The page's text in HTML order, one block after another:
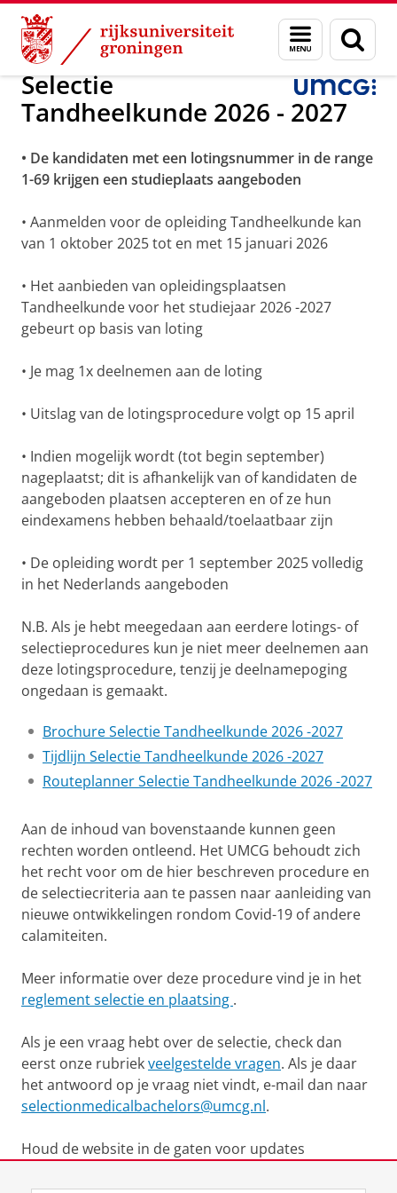
Skip
Content
Skip
Navigation
Menu
en
zoeken
Over ons Tandheelkunde
Selectie
Tandheelkunde 2026 - 2027
• De kandidaten met een lotingsnummer in de range
1-69 krijgen een studieplaats aangeboden
• Aanmelden voor de opleiding Tandheelkunde kan
van 1 oktober 2025 tot en met 15 januari 2026
• Het aanbieden van opleidingsplaatsen
Tandheelkunde voor het studiejaar 2026 -2027
gebeurt op basis van loting
• Je mag 1x deelnemen aan de loting
• Uitslag van de lotingsprocedure volgt op 15 april
• Indien mogelijk wordt (tot begin september)
nageplaatst; dit is afhankelijk van of kandidaten de
aangeboden plaatsen accepteren en of ze hun
eindexamens hebben behaald/toelaatbaar zijn
• De opleiding wordt per 1 september 2025 volledig
in het Nederlands aangeboden
N.B. Als je hebt meegedaan aan eerdere lotings- of
selectieprocedures kun je niet meer deelnemen aan
deze lotingsprocedure, tenzij je deelnamepoging
ongedaan is gemaakt.
Brochure Selectie Tandheelkunde 2026 -2027
Tijdlijn Selectie Tandheelkunde 2026 -2027
Routeplanner Selectie Tandheelkunde 2026 -2027
Aan de inhoud van bovenstaande kunnen geen
rechten worden ontleend. Het UMCG behoudt zich
het recht voor om de hier beschreven procedure en
de selectiecriteria aan te passen naar aanleiding van
nieuwe ontwikkelingen rondom Covid-19 of andere
calamiteiten.
Meer informatie over deze procedure vind je in het
reglement selectie en plaatsing .
Als je een vraag hebt over de selectie, check dan
eerst onze rubriekveelgestelde vragen. Als je daar
het antwoord op je vraag niet vindt, e-mail dan naar
selectionmedicalbachelors@umcg.nl.
Houd de website in de gaten voor updates